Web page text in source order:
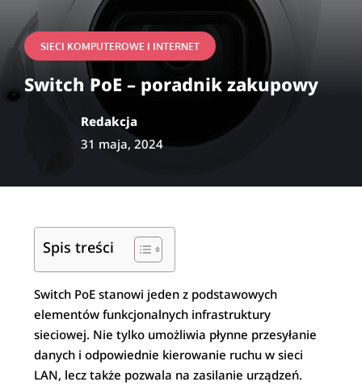
SIECI KOMPUTEROWE I INTERNET
Switch PoE – poradnik zakupowy
Redakcja
31 maja, 2024
Spis treści
Switch PoE stanowi jeden z podstawowych
elementów funkcjonalnych infrastruktury
sieciowej. Nie tylko umożliwia płynne przesyłanie
danych i odpowiednie kierowanie ruchu w sieci
LAN, lecz także pozwala na zasilanie urządzeń.